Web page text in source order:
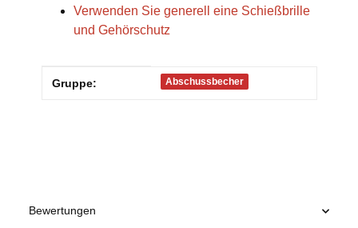
Verwenden Sie generell eine Schießbrille
und Gehörschutz
Produkteigenschaft
Wert
Gruppe: Abschussbecher
Bewertungen